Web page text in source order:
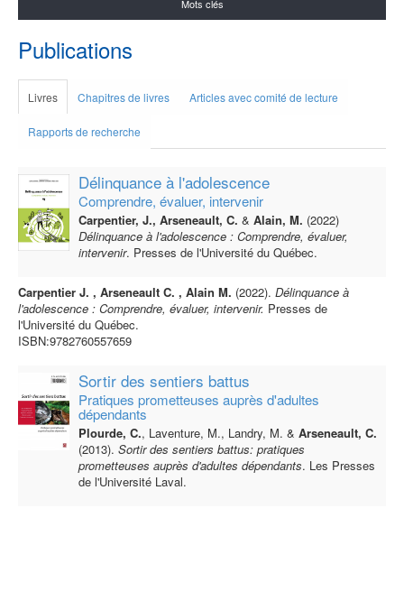
Mots clés
Publications
Livres Chapitres de livres Articles avec comité de lecture
Rapports de recherche
Délinquance à l'adolescence
Comprendre, évaluer, intervenir
Carpentier, J., Arseneault, C. & Alain, M. (2022)
Délinquance à l'adolescence : Comprendre, évaluer,
intervenir. Presses de l'Université du Québec.
Carpentier J. , Arseneault C. , Alain M. (2022). Délinquance à
l'adolescence : Comprendre, évaluer, intervenir. Presses de
l'Université du Québec.
ISBN:9782760557659
Sortir des sentiers battus
Pratiques prometteuses auprès d'adultes
dépendants
Plourde, C., Laventure, M., Landry, M. & Arseneault, C.
(2013). Sortir des sentiers battus: pratiques
prometteuses auprès d'adultes dépendants. Les Presses
de l'Université Laval.